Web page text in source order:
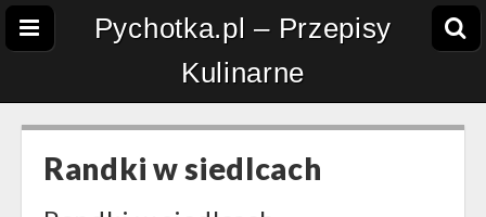
Pychotka.pl – Przepisy
Kulinarne
Randki w siedlcach